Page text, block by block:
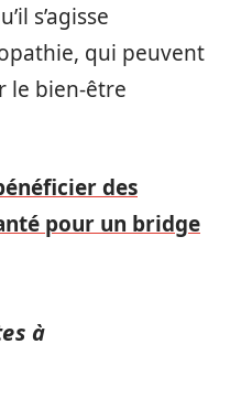
s’agisse
qui peuvent
le bien-être
des
pour un bridge
à